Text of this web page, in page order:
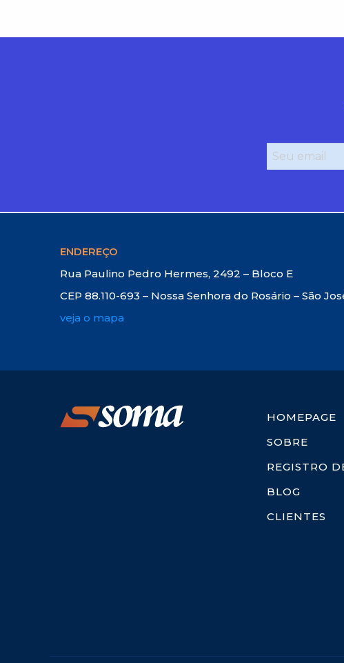
ENDEREÇO
Rua Paulino Pedro Hermes, 2492 – Bloco E
CEP 88.110-693 – Nossa Senhora do Rosário – São
veja o mapa
HOMEPAGE
SOBRE
REGISTRO
BLOG
CLIENTES